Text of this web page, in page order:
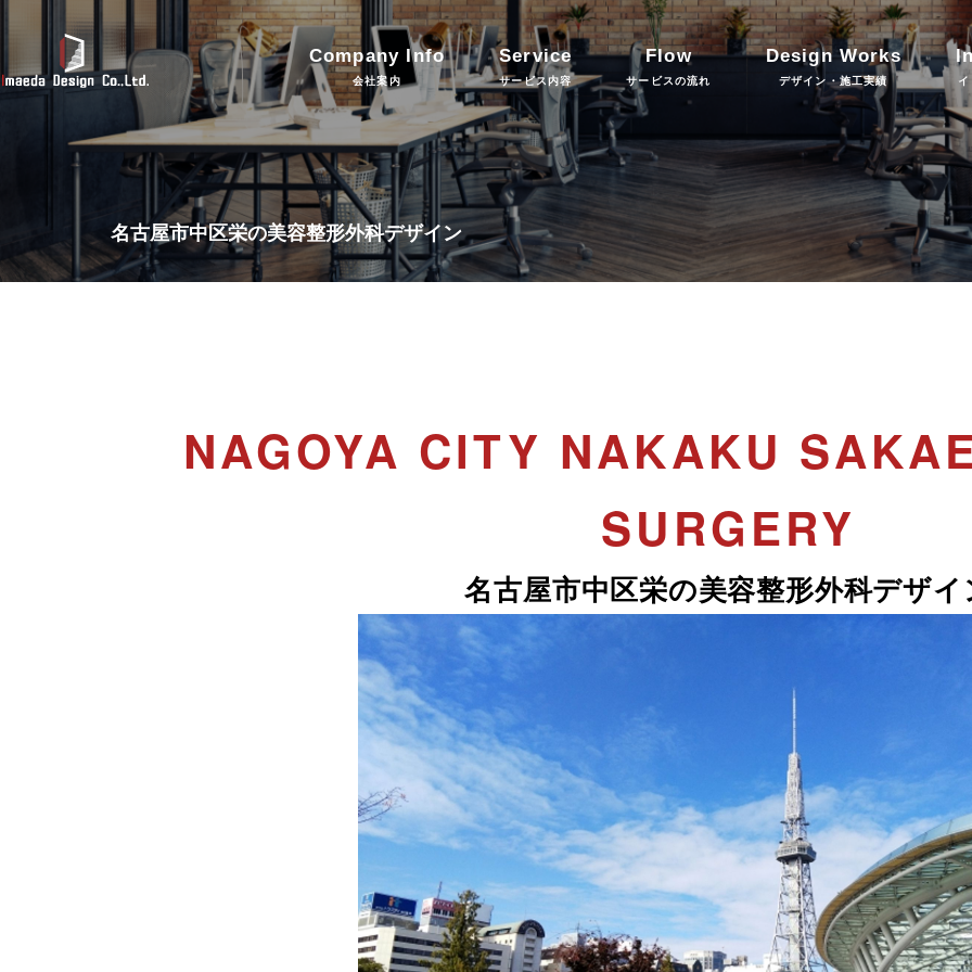
Company Info
会社案内
Service
サービス内容
Flow
サービスの流れ
Design Works
デザイン・施工実績
名古屋市中区栄の美容整形外科デザイン
NAGOYA CITY NAKAKU
SURGERY
名古屋市中区栄の美容整形外科デザイ